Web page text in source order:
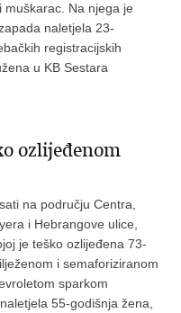
muškarac. Na njega je
naletjela 23-
registracijskih
u KB Sestara
ozlijeđenom
na području Centra,
i Hebrangove ulice,
je teško ozlijeđena 73-
i semaforiziranom
sparkom
55-godišnja žena,